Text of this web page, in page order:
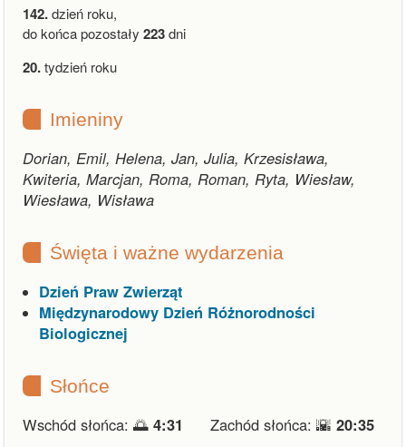
142.dzień roku,
do końca pozostały 223dni
20.tydzień roku
Imieniny
Dorian, Emil, Helena, Jan, Julia, Krzesisława,
Kwiteria, Marcjan, Roma, Roman, Ryta, Wiesław,
Wiesława, Wisława
Święta i ważne wydarzenia
Dzień Praw Zwierząt
Międzynarodowy Dzień Różnorodności
Biologicznej
Słońce
Wschód słońca: 🌅 4:31 Zachód słońca: 🌇 20:35